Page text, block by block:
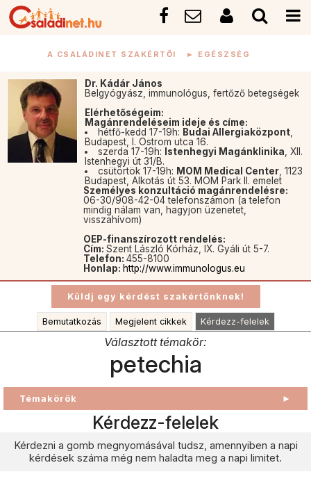
A CSALÁDINET SZAKÉRTŐI ► EGÉSZSÉG
Dr. Kádár János
Belgyógyász, immunológus, fertőző betegségek
Elérhetőségeim:
Magánrendeléseim ideje és címe:
hétfő-kedd 17-19h: Budai Allergiaközpont,
Budapest, I. Ostrom utca 16.
szerda 17-19h:
Istenhegyi Magánklinika , XII.
Istenhegyi út 31/B.
csütörtök 17-19h: MOM Medical Center, 1123
Budapest, Alkotás út 53. MOM Park II. emelet
Személyes konzultáció magánrendelésre:
06-30/908-42-04 telefonszámon (a telefon
mindig nálam van, hagyjon üzenetet,
visszahívom)
OEP-finanszírozott rendelés:
Cím: Szent László Kórház, IX. Gyáli út 5-7.
Telefon: 455-8100
Honlap: http://www.immunologus.eu
Bemutatkozás Megjelent cikkek Kérdezz-felelek
Választott témakör:
petechia
Témakörök ►
Kérdezz-felelek
Kérdezni a gomb megnyomásával tudsz, amennyiben a napi
kérdések száma még nem haladta meg a napi limitet.